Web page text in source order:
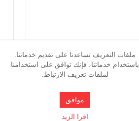
ملفات التعريف تساعدنا على تقديم خدماتنا.
باستخدام خدماتنا، فإنك توافق على استخدامنا
لملفات تعريف الارتباط.
موافق
اقرا الزيد